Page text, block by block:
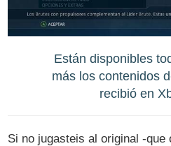
Están disponibles
más los contenidos
recibió en
Si no jugasteis al original -